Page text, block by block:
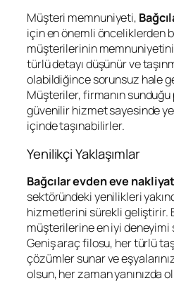
Müşteri memnuniyeti,
için en önemli önceliklerden
müşterilerinin
türlü detayı düşünür ve
olabildiğince sorunsuz hale
Müşteriler, firmanın
güvenilir hizmet sayesinde
içinde taşınabilirler.
Yenilikçi Yaklaşımlar
Bağcılar evden eve nakliyat
sektöründeki yenilikleri
hizmetlerini sürekli geliştirir.
müşterilerine en iyi deneyimi
Geniş araç filosu, her türlü
çözümler sunar ve
olsun, her zaman yanınızda